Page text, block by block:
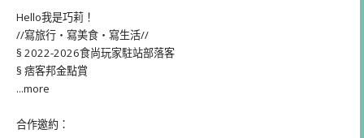
Hello我是巧莉！
//寫旅行・寫美食・寫生活//
§ 2022-2026食尚玩家駐站部落客
§ 痞客邦金點賞
...more
合作邀約：